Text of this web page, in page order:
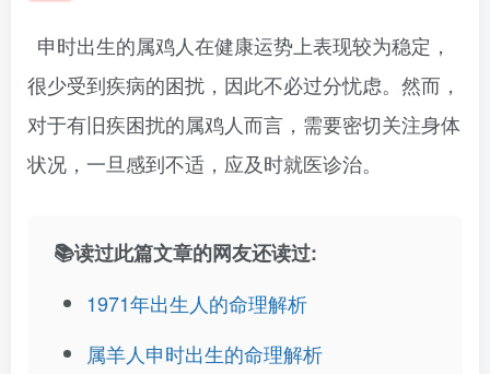
申时出生的属鸡人在健康运势上表现较为稳定，
很少受到疾病的困扰，因此不必过分忧虑。然而，
对于有旧疾困扰的属鸡人而言，需要密切关注身体
状况，一旦感到不适，应及时就医诊治。
📚读过此篇文章的网友还读过:
1971年出生人的命理解析
属羊人申时出生的命理解析